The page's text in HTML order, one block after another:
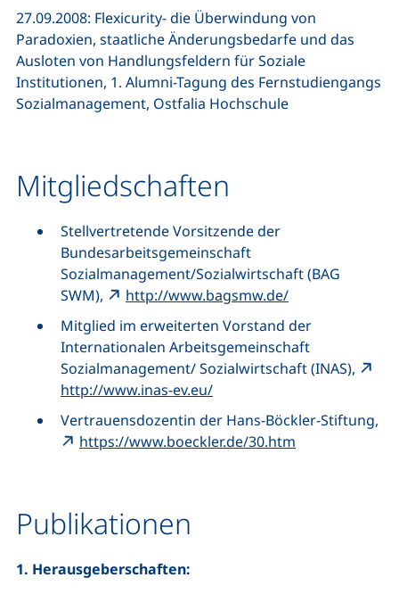
27.09.2008: Flexicurity- die Überwindung von
Paradoxien, staatliche Änderungsbedarfe und das
Ausloten von Handlungsfeldern für Soziale
Institutionen, 1. Alumni-Tagung des Fernstudiengangs
Sozialmanagement, Ostfalia Hochschule
Mitgliedschaften
Stellvertretende Vorsitzende der
Bundesarbeitsgemeinschaft
Sozialmanagement/Sozialwirtschaft (BAG
SWM),
http://www.bagsmw.de/
Mitglied im erweiterten Vorstand der
Internationalen Arbeitsgemeinschaft
Sozialmanagement/ Sozialwirtschaft (INAS),
http://www.inas-ev.eu/
Vertrauensdozentin der Hans-Böckler-Stiftung,
https://www.boeckler.de/30.htm
Publikationen
1. Herausgeberschaften: